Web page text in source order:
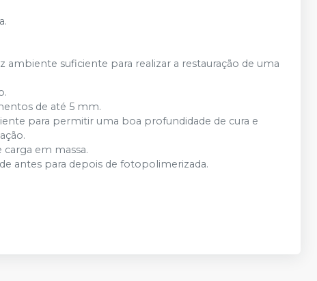
suficiente para realizar a restauração de uma
de até 5 mm.
para permitir uma boa profundidade de cura e
em massa.
antes para depois de fotopolimerizada.